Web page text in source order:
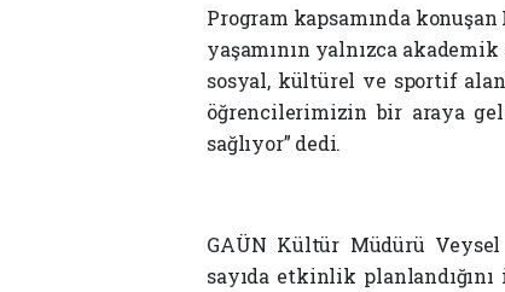
Program kapsamında konuşan
yaşamının yalnızca
sosyal, kültürel ve sportif
öğrencilerimizin bir araya
sağlıyor” dedi.
GAÜN Kültür Müdürü
sayıda etkinlik